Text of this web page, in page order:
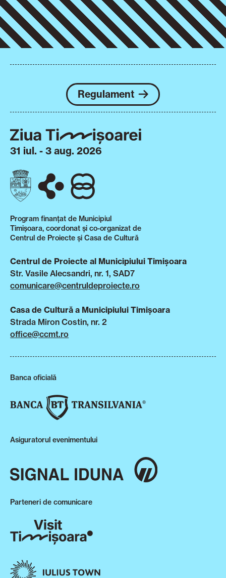
Regulament
31 iul. - 3 aug. 2026
Program finanțat de Municipiul
Timișoara, coordonat și co-organizat de
Centrul de Proiecte și Casa de Cultură
Centrul de Proiecte al Municipiului Timișoara
Str. Vasile Alecsandri, nr. 1, SAD7
comunicare@centruldeproiecte.ro
Casa de Cultură a Municipiului Timișoara
Strada Miron Costin, nr. 2
office@ccmt.ro
Banca oficială
Asiguratorul evenimentului
Parteneri de comunicare